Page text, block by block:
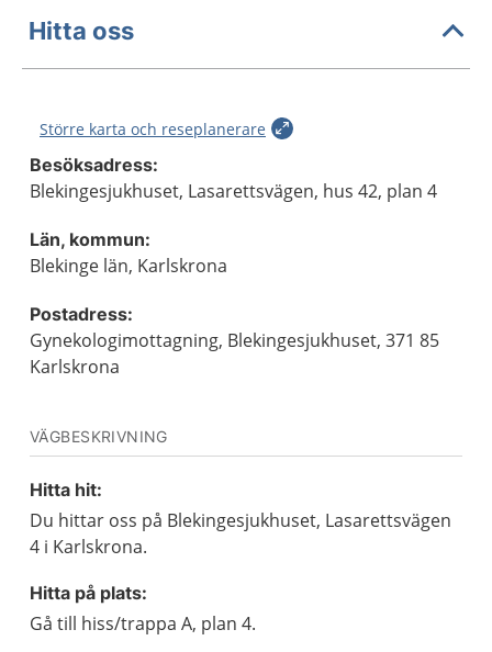
Hitta oss
Större karta och reseplanerare
Besöksadress:
Blekingesjukhuset, Lasarettsvägen, hus 42, plan 4
Län, kommun:
Blekinge län, Karlskrona
Postadress:
Gynekologimottagning, Blekingesjukhuset, 371 85
Karlskrona
VÄGBESKRIVNING
Hitta hit:
Du hittar oss på Blekingesjukhuset, Lasarettsvägen
4 i Karlskrona.
Hitta på plats:
Gå till hiss/trappa A, plan 4.